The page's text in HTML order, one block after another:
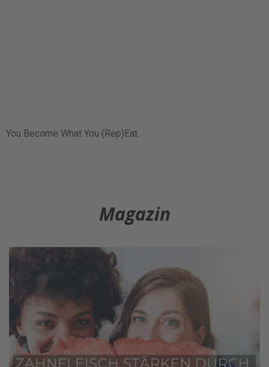
You Become What You (Rep)Eat.
Magazin